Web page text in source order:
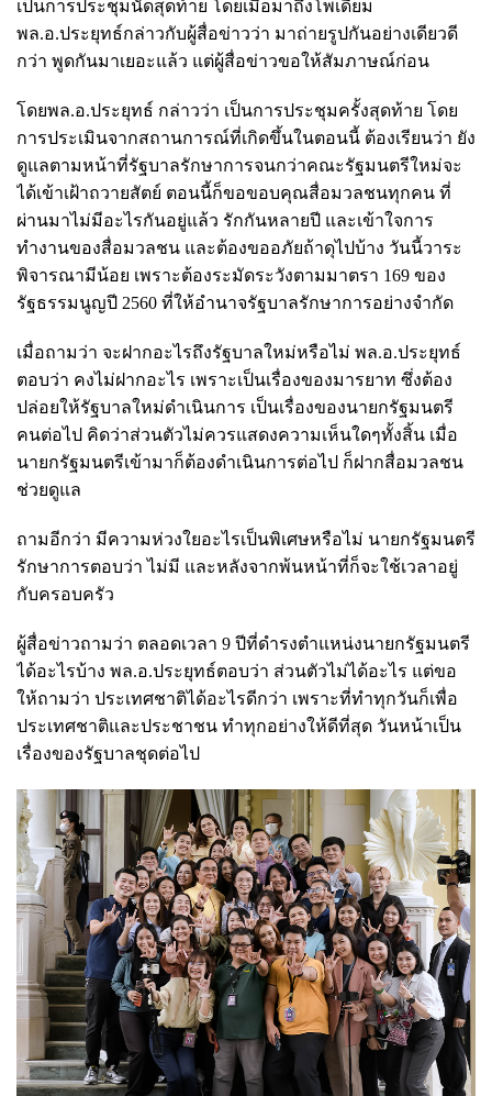
เป็นการประชุมนัดสุดท้าย โดยเมื่อมาถึงโพเดียม
พล.อ.ประยุทธ์กล่าวกับผู้สื่อข่าวว่า มาถ่ายรูปกันอย่างเดียวดี
กว่า พูดกันมาเยอะแล้ว แต่ผู้สื่อข่าวขอให้สัมภาษณ์ก่อน
โดยพล.อ.ประยุทธ์ กล่าวว่า เป็นการประชุมครั้งสุดท้าย โดย
การประเมินจากสถานการณ์ที่เกิดขึ้นในตอนนี้ ต้องเรียนว่า ยัง
ดูแลตามหน้าที่รัฐบาลรักษาการจนกว่าคณะรัฐมนตรีใหม่จะ
ได้เข้าเฝ้าถวายสัตย์ ตอนนี้ก็ขอขอบคุณสื่อมวลชนทุกคน ที่
ผ่านมาไม่มีอะไรกันอยู่แล้ว รักกันหลายปี และเข้าใจการ
ทำงานของสื่อมวลชน และต้องขออภัยถ้าดุไปบ้าง วันนี้วาระ
พิจารณามีน้อย เพราะต้องระมัดระวังตามมาตรา 169 ของ
รัฐธรรมนูญปี 2560 ที่ให้อำนาจรัฐบาลรักษาการอย่างจำกัด
เมื่อถามว่า จะฝากอะไรถึงรัฐบาลใหม่หรือไม่ พล.อ.ประยุทธ์
ตอบว่า คงไม่ฝากอะไร เพราะเป็นเรื่องของมารยาท ซึ่งต้อง
ปล่อยให้รัฐบาลใหม่ดำเนินการ เป็นเรื่องของนายกรัฐมนตรี
คนต่อไป คิดว่าส่วนตัวไม่ควรแสดงความเห็นใดๆทั้งสิ้น เมื่อ
นายกรัฐมนตรีเข้ามาก็ต้องดำเนินการต่อไป ก็ฝากสื่อมวลชน
ช่วยดูแล
ถามอีกว่า มีความห่วงใยอะไรเป็นพิเศษหรือไม่ นายกรัฐมนตรี
รักษาการตอบว่า ไม่มี และหลังจากพ้นหน้าที่ก็จะใช้เวลาอยู่
กับครอบครัว
ผู้สื่อข่าวถามว่า ตลอดเวลา 9 ปีที่ดำรงตำแหน่งนายกรัฐมนตรี
ได้อะไรบ้าง พล.อ.ประยุทธ์ตอบว่า ส่วนตัวไม่ได้อะไร แต่ขอ
ให้ถามว่า ประเทศชาติได้อะไรดีกว่า เพราะที่ทำทุกวันก็เพื่อ
ประเทศชาติและประชาชน ทำทุกอย่างให้ดีที่สุด วันหน้าเป็น
เรื่องของรัฐบาลชุดต่อไป